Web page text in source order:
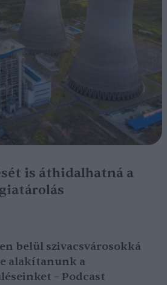
is áthidalhatná a
belül szivacsvárosokká
alakítanunk a
– Podcast